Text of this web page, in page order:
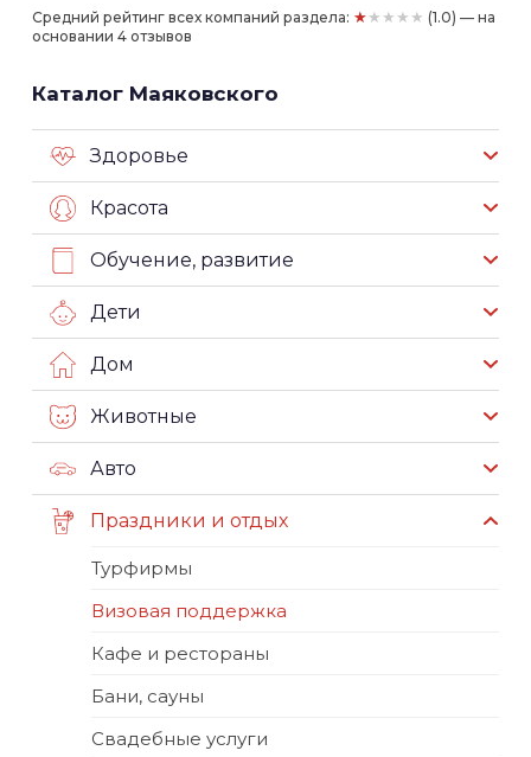
Средний рейтинг всех компаний раздела: ★★★★★ (1.0) — на
основании 4 отзывов
Каталог Маяковского
Здоровье
Красота
Обучение, развитие
Дети
Дом
Животные
Авто
Праздники и отдых
Турфирмы
Визовая поддержка
Кафе и рестораны
Бани, сауны
Свадебные услуги